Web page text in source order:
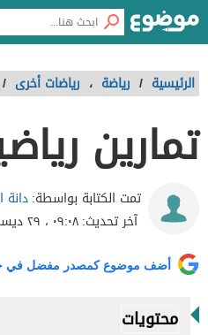
الرئيسية / رياضة ، رياضات أخرى /
تمارين
تمت الكتابة بواسطة:دانة
آخر تحديث:٠٩:٠٨ ، ٢٩ ديسمبر ٢٠١٥
أضف موضوع كمصدر مفضل في
محتويات